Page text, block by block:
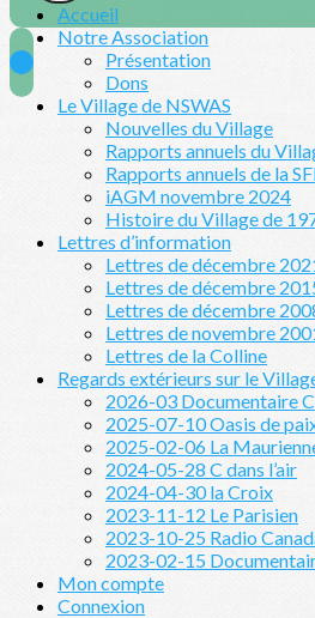
Accueil
Notre Association
Présentation
Dons
Le Village de NSWAS
Nouvelles du Village
Rapports annuels du
Rapports annuels de la
iAGM novembre 2024
Histoire du Village de
Lettres d’information
Lettres de décembre
Lettres de décembre
Lettres de décembre
Lettres de novembre
Lettres de la Colline
Regards extérieurs sur le
2026-03 Documentaire
2025-07-10 Oasis de
2025-02-06 La
2024-05-28 C dans l’air
2024-04-30 la Croix
2023-11-12 Le Parisien
2023-10-25 Radio
2023-02-15
Mon compte
Connexion